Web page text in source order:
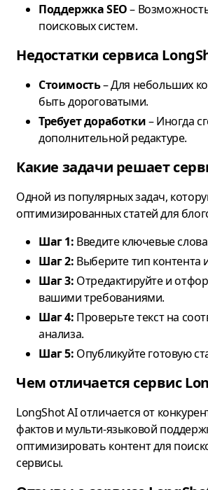
Поддержка SEO–
поисковых систем.
Недостатки сервиса
Стоимость– Для небольших
быть дороговатыми.
Требует доработки– Иногда
дополнительной редактуре.
Какие задачи решает
Одной из популярных задач,
оптимизированных статей для
Шаг 1: Введите ключевые
Шаг 2: Выберите тип контента
Шаг 3: Отредактируйте и
вашими требованиями.
Шаг 4: Проверьте текст на
анализа.
Шаг 5: Опубликуйте готовую
Чем отличается сервис
LongShot AI отличается от
фактов и мульти-языковой
оптимизировать контент для
сервисы.